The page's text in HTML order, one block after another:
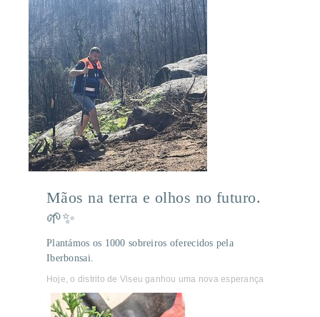
Mãos na terra e olhos no futuro.
🌱✨
Plantámos os 1000 sobreiros oferecidos pela
Iberbonsai.
Hoje, o distrito de Viseu ganhou uma nova esperança